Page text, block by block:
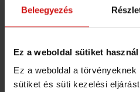
Beleegyezés
Ez a weboldal sütiket használ
Ez a weboldal a
sütiket és süti kezelési
Egyszerű,
FELSZÍVÓDÁSI